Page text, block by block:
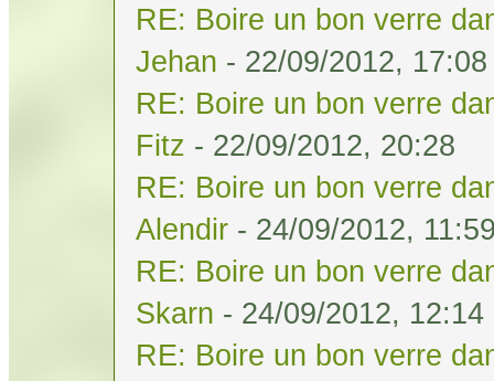
RE: Boire un bon verre
Jehan - 22/09/2012, 17:08
RE: Boire un bon verre
Fitz - 22/09/2012, 20:28
RE: Boire un bon verre
Alendir - 24/09/2012,
RE: Boire un bon verre
Skarn - 24/09/2012, 12:14
RE: Boire un bon verre